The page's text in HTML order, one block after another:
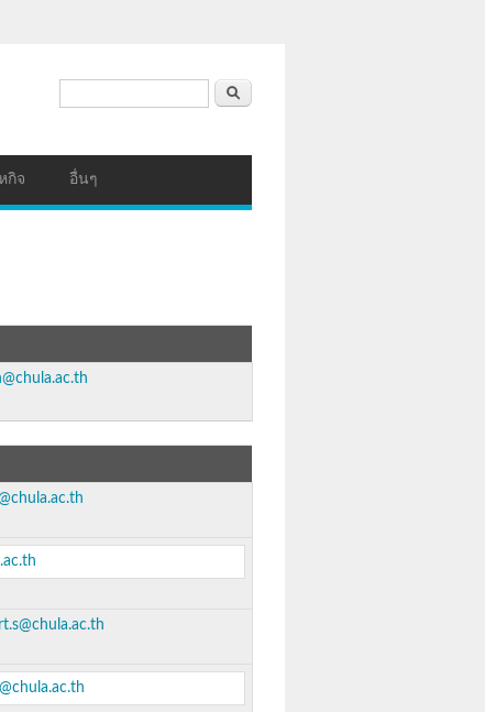
ค้นหา
กิจ อื่นๆ